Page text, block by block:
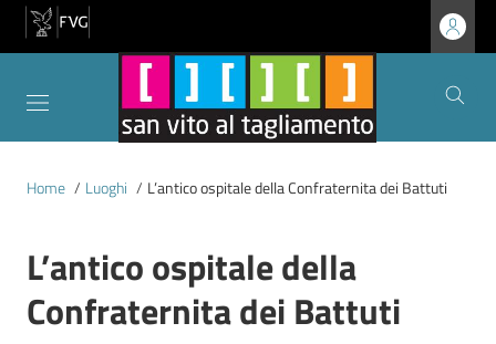
San Vito al Tagliamento
Home / Luoghi / L’antico ospitale della Confraternita dei Battuti
L’antico ospitale della
Confraternita dei Battuti